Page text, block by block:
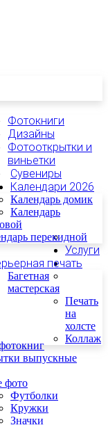
Фотокниги
Дизайны
Фотооткрытки и
виньетки
выпускные
фото
Сувениры
Футболки
Кружки
Значки
Календари 2026
Календарь домик
Календарь
перекидной
Услуги
печать
Багетная
мастерская
Печать
на
холсте
Коллаж